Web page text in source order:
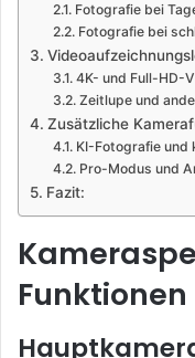
Fotografie bei
Fotografie bei
4K- und Full-HD-
Zeitlupe und
Zusätzliche
KI-Fotografie und
Pro-Modus und
Fazit:
Funktionen